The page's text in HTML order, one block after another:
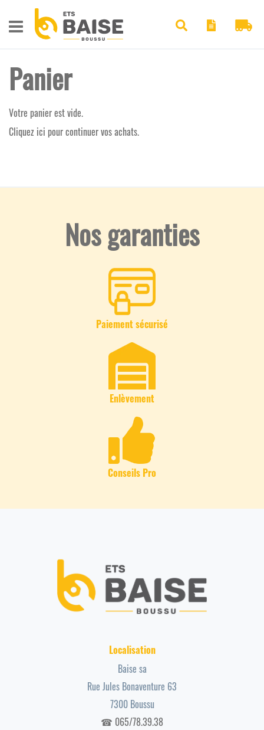
Chercher
Panier
Votre panier est vide.
Cliquez ici pour continuer vos achats.
Nos garanties
Paiement sécurisé
Enlèvement
Conseils Pro
Localisation
Baise sa
Rue Jules Bonaventure 63
7300 Boussu
☎ 065/78.39.38